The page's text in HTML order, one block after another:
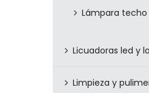
Lámpara
Licuadoras led y
Limpieza y